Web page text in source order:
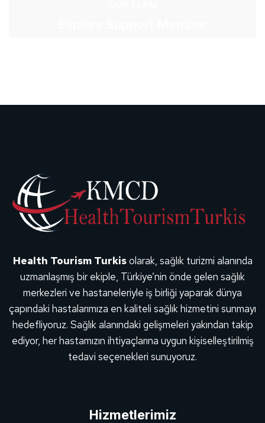
Health Tourism Turkisolarak, sağlık turizmi alanında
uzmanlaşmış bir ekiple, Türkiye’nin önde gelen sağlık
merkezleri ve hastaneleriyle iş birliği yaparak dünya
çapındaki hastalarımıza en kaliteli sağlık hizmetini sunmayı
hedefliyoruz. Sağlık alanındaki gelişmeleri yakından takip
ediyor, her hastamızın ihtiyaçlarına uygun kişiselleştirilmiş
tedavi seçenekleri sunuyoruz.
Hizmetlerimiz